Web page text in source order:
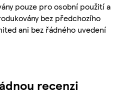
pouze pro osobní použití a
bez předchozího
ani bez řádného uvedení
recenzi